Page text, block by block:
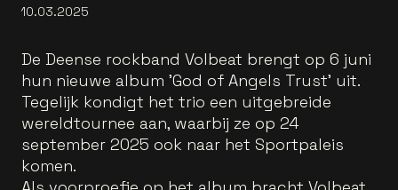
10.03.2025
De Deense rockband Volbeat brengt op 6 juni
hun nieuwe album 'God of Angels Trust' uit.
Tegelijk kondigt het trio een uitgebreide
wereldtournee aan, waarbij ze op 24
september 2025 ook naar het Sportpaleis
komen.